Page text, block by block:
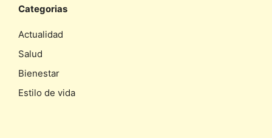
Categorias
Actualidad
Salud
Bienestar
Estilo de vida